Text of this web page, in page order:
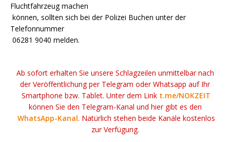
Fluchtfahrzeug machen
können, sollten sich bei der Polizei Buchen unter der
Telefonnummer
06281 9040 melden.
Ab sofort erhalten Sie unsere Schlagzeilen unmittelbar nach
der Veröffentlichung per Telegram oder Whatsapp auf Ihr
Smartphone bzw. Tablet. Unter dem Link t.me/NOKZEIT
können Sie den Telegram-Kanal und hier gibt es den
WhatsApp-Kanal. Natürlich stehen beide Kanäle kostenlos
zur Verfügung.